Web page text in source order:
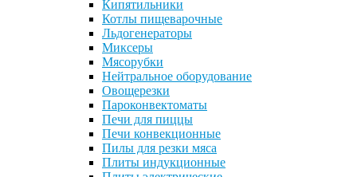
Кипятильники
Котлы пищеварочные
Льдогенераторы
Миксеры
Мясорубки
Нейтральное оборудование
Овощерезки
Пароконвектоматы
Печи для пиццы
Печи конвекционные
Пилы для резки мяса
Плиты индукционные